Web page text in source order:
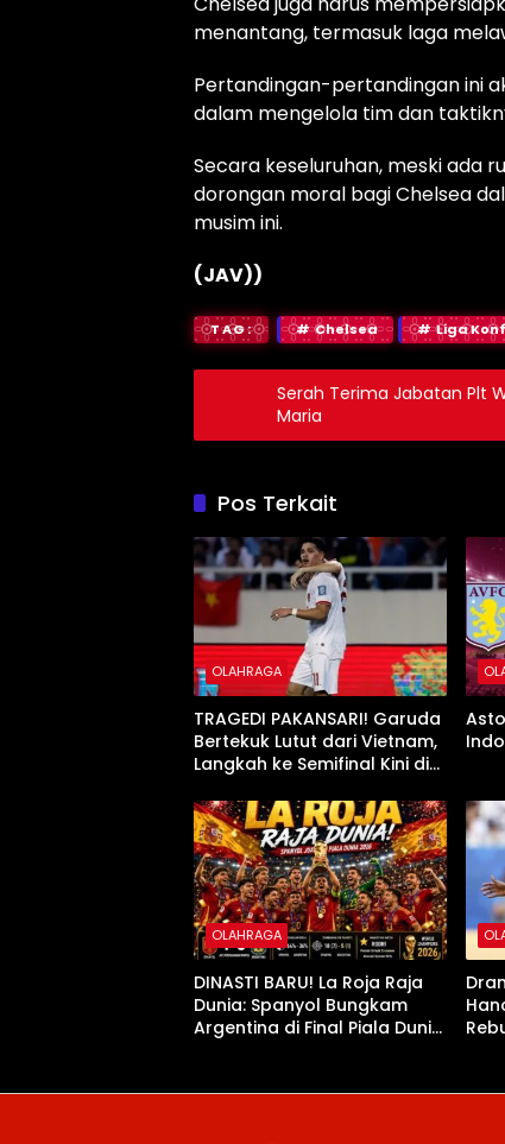
menantang, termasuk laga
Pertandingan-pertandingan ini
dalam mengelola tim dan
Secara keseluruhan, meski ada
dorongan moral bagi Chelsea
musim ini.
(JAV))
TAG: Chelsea Liga
Serah Terima Jabatan Plt
Maria
Pos Terkait
OLAHRAGA
TRAGEDI PAKANSARI! Garuda
Bertekuk Lutut dari Vietnam,
Langkah ke Semifinal Kini di
OLAHRAGA
DINASTI BARU! La Roja Raja
Dunia: Spanyol Bungkam
Argentina di Final Piala Dunia